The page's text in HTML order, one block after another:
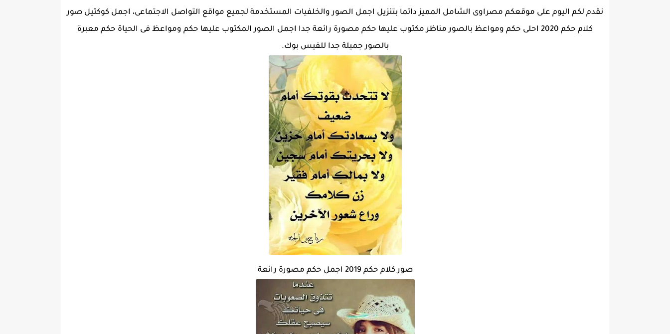
نقدم لكم اليوم على موقعكم مصراوى الشامل المميز دائما بتنزيل اجمل الصور والخلفيات المستخدمة لجميع مواقع التواصل الاجتماعى، اجمل كوكتيل صور
كلام حكم 2020 احلى حكم ومواعظ بالصور مناظر مكتوب عليها حكم مصورة رائعة جدا اجمل الصور المكتوب عليها حكم ومواعظ فى الحياة حكم معبرة
بالصور جميلة جدا للفيس بوك.
صور كلام حكم 2019 اجمل حكم مصورة رائعة